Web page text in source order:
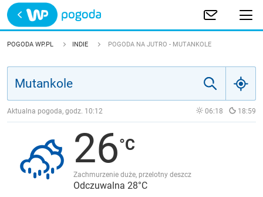
Trwa ładowanie
POLSKA
JAKOŚĆ POWIETRZA
POGODA WP.PL INDIE POGODA NA JUTRO - MUTANKOLE
Aktualna pogoda, godz. 10:12 06:18 18:59
26
Zachmurzenie duże, przelotny deszcz
Odczuwalna 28°C